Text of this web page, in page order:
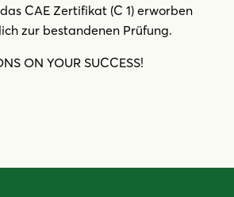
CAE Zertifikat (C 1) erworben
zur bestandenen Prüfung.
ON YOUR SUCCESS!